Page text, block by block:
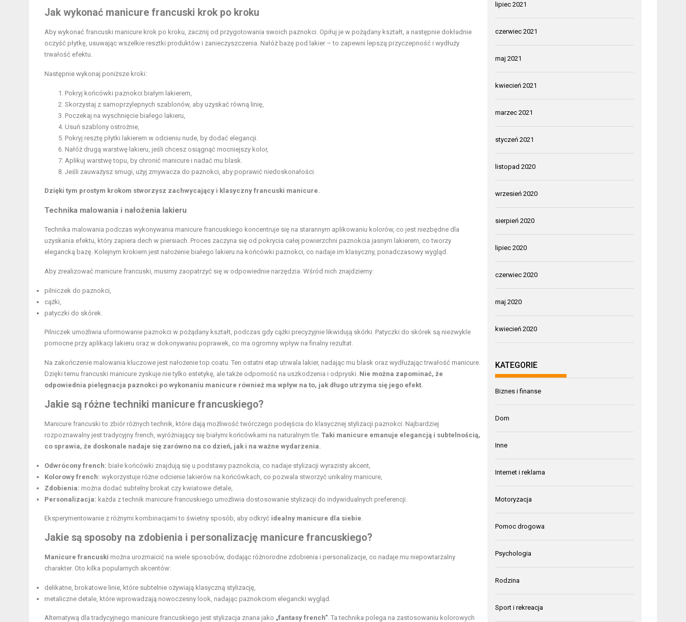
Jak wykonać manicure francuski krok po kroku
Aby wykonać francuski manicure krok po kroku, zacznij od przygotowania swoich paznokci. Opiłuj je w pożądany kształt, a następnie dokładnie
oczyść płytkę, usuwając wszelkie resztki produktów i zanieczyszczenia. Nałóż bazę pod lakier – to zapewni lepszą przyczepność i wydłuży
trwałość efektu.
Następnie wykonaj poniższe kroki:
Pokryj końcówki paznokci białym lakierem,
Skorzystaj z samoprzylepnych szablonów, aby uzyskać równą linię,
Poczekaj na wyschnięcie białego lakieru,
Usuń szablony ostrożnie,
Pokryj resztę płytki lakierem w odcieniu nude, by dodać elegancji.
Nałóż drugą warstwę lakieru, jeśli chcesz osiągnąć mocniejszy kolor,
Aplikuj warstwę topu, by chronić manicure i nadać mu blask.
Jeśli zauważysz smugi, użyj zmywacza do paznokci, aby poprawić niedoskonałości.
Dzięki tym prostym krokom stworzysz zachwycający i klasyczny francuski manicure.
Technika malowania i nałożenia lakieru
Technika malowania podczas wykonywania manicure francuskiego koncentruje się na starannym aplikowaniu kolorów, co jest niezbędne dla
uzyskania efektu, który zapiera dech w piersiach. Proces zaczyna się od pokrycia całej powierzchni paznokcia jasnym lakierem, co tworzy
elegancką bazę. Kolejnym krokiem jest nałożenie białego lakieru na końcówki paznokci, co nadaje im klasyczny, ponadczasowy wygląd.
Aby zrealizować manicure francuski, musimy zaopatrzyć się w odpowiednie narzędzia. Wśród nich znajdziemy:
pilniczek do paznokci,
cążki,
patyczki do skórek.
Pilniczek umożliwia uformowanie paznokci w pożądany kształt, podczas gdy cążki precyzyjnie likwidują skórki. Patyczki do skórek są niezwykle
pomocne przy aplikacji lakieru oraz w dokonywaniu poprawek, co ma ogromny wpływ na finalny rezultat.
Na zakończenie malowania kluczowe jest nałożenie top coatu. Ten ostatni etap utrwala lakier, nadając mu blask oraz wydłużając trwałość manicure.
Dzięki temu francuski manicure zyskuje nie tylko estetykę, ale także odporność na uszkodzenia i odpryski. Nie można zapominać, że
odpowiednia pielęgnacja paznokci po wykonaniu manicure również ma wpływ na to, jak długo utrzyma się jego efekt.
Jakie są różne techniki manicure francuskiego?
Manicure francuski to zbiór różnych technik, które dają możliwość twórczego podejścia do klasycznej stylizacji paznokci. Najbardziej
rozpoznawalny jest tradycyjny french, wyróżniający się białymi końcówkami na naturalnym tle. Taki manicure emanuje elegancją i subtelnością,
co sprawia, że doskonale nadaje się zarówno na co dzień, jak i na ważne wydarzenia.
Odwrócony french: białe końcówki znajdują się u podstawy paznokcia, co nadaje stylizacji wyrazisty akcent,
Kolorowy french: wykorzystuje różne odcienie lakierów na końcówkach, co pozwala stworzyć unikalny manicure,
Zdobienia: można dodać subtelny brokat czy kwiatowe detale,
Personalizacja: każda z technik manicure francuskiego umożliwia dostosowanie stylizacji do indywidualnych preferencji.
Eksperymentowanie z różnymi kombinacjami to świetny sposób, aby odkryć idealny manicure dla siebie
Jakie są sposoby na zdobienia i personalizację manicure francuskiego?
Manicure francuski można urozmaicić na wiele sposobów, dodając różnorodne zdobienia i personalizacje, co nadaje mu niepowtarzalny
charakter. Oto kilka popularnych akcentów:
delikatne, brokatowe linie, które subtelnie ożywiają klasyczną stylizację,
metaliczne detale, które wprowadzają nowoczesny look, nadając paznokciom elegancki wygląd.
Alternatywą dla tradycyjnego manicure francuskiego jest stylizacja znana jako „fantasy french” . Ta technika polega na zastosowaniu kolorowych
lipiec 2021
czerwiec 2021
maj 2021
kwiecień 2021
marzec 2021
styczeń 2021
listopad 2020
wrzesień 2020
sierpień 2020
lipiec 2020
czerwiec 2020
maj 2020
kwiecień 2020
KATEGORIE
Biznes i finanse
Dom
Inne
Internet i reklama
Motoryzacja
Pomoc drogowa
Psychologia
Rodzina
Sport i rekreacja